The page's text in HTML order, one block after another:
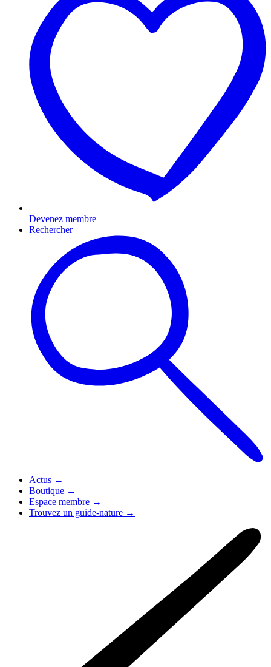
Devenez membre
Rechercher
Actus →
Boutique →
Espace membre →
Trouvez un guide-nature →